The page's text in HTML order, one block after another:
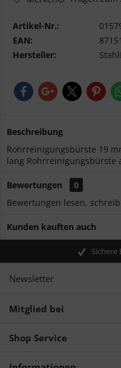
Artikel-Nr.:
EAN:
Hersteller:
Beschreibung
Rohrreinigungsbürste 19
lang Rohrreinigungsbürste
Bewertungen
0
Bewertungen lesen,
Kunden kauften auch
Sichere
Newsletter
Mitglied bei
Shop Service